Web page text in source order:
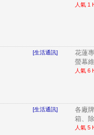
人氣 1
[生活通訊]
花蓮
螢幕
人氣 6
[生活通訊]
各廠
箱、
人氣 5